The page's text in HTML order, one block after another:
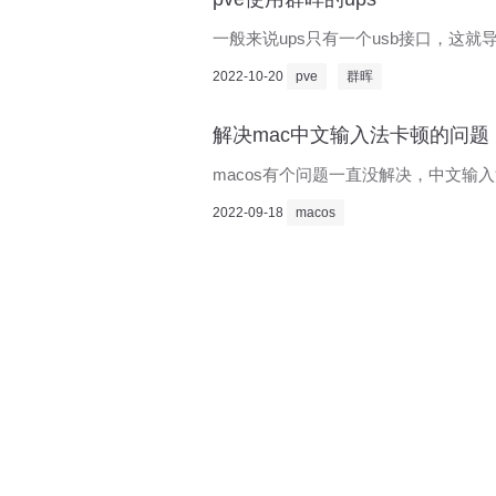
一般来说ups只有一个usb接口，这就
2022-10-20 pve 群晖
解决mac中文输入法卡顿的问题
macos有个问题一直没解决，中文输
2022-09-18 macos